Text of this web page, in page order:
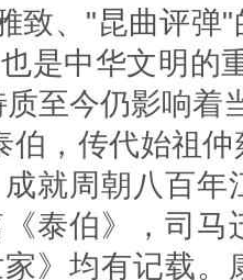
致、"昆曲评弹
是中华文明的
至今仍影响着
，传代始祖仲
就周朝八百年
泰伯》，司马
》均有记载。